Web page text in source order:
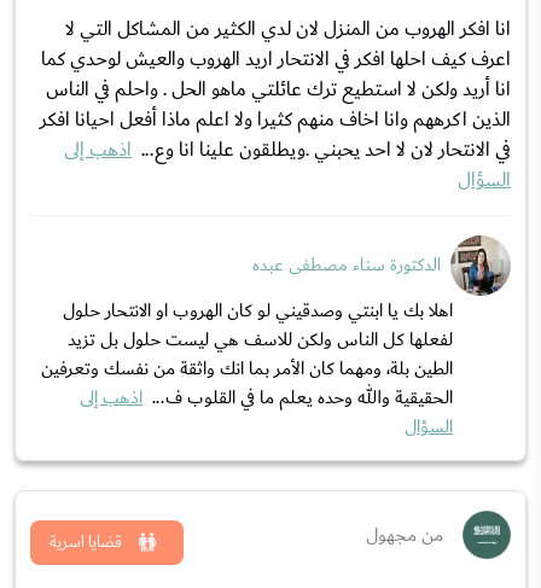
انا افكر الهروب من المنزل لان لدي الكثير من المشاكل التي لا
اعرف كيف احلها افكر في الانتحار اريد الهروب والعيش لوحدي كما
انا أريد ولكن لا استطيع ترك عائلتي ماهو الحل . واحلم في الناس
الذين اكرههم وانا اخاف منهم كثيرا ولا اعلم ماذا أفعل احيانا افكر
في الانتحار لان لا احد يحبني .ويطلقون علينا انا وع... اذهب إلى
السؤال
الدكتورة سناء مصطفى عبده
اهلا بك يا ابنتي وصدقيني لو كان الهروب او الانتحار حلول
لفعلها كل الناس ولكن للاسف هي ليست حلول بل تزيد
الطين بلة، ومهما كان الأمر بما انك واثقة من نفسك وتعرفين
الحقيقية والله وحده يعلم ما في القلوب ف... اذهب إلى
السؤال
من مجهول قضايا اسرية